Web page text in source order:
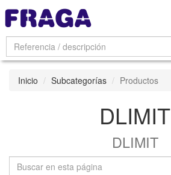
Inicio Subcategorías Productos
DLIMIT
DLIMIT